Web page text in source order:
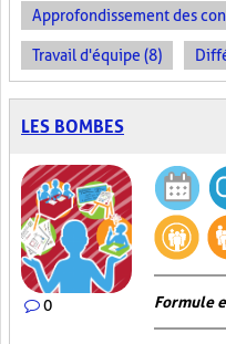
Approfondissement des
Travail d'équipe (8)
LES BOMBES
0 Formule